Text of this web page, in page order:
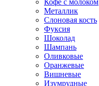
Кофе с молоком
Металлик
Слоновая кость
Фуксия
Шоколад
Шампань
Оливковые
Оранжевые
Вишневые
Изумрудные